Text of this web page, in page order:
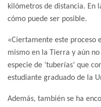
kilómetros de distancia. En
cómo puede ser posible.
«Ciertamente este proceso
mismo en la Tierra y aún
especie de ‘tuberías’ que
estudiante graduado de la
Además, también se ha